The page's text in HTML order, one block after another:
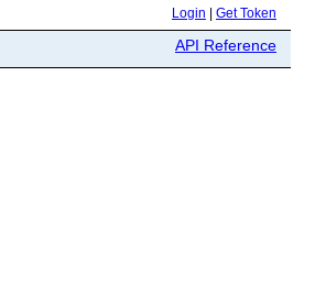
Login Get Token
API Reference